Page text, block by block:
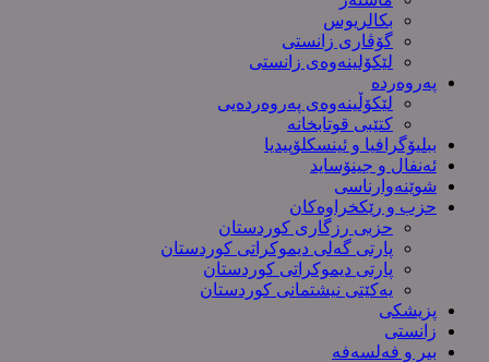
بکالریوس
گۆڤاری زانستی
لێکۆلینەوەی زانستی
پەروەردە
لێکۆڵینەوەی پەروەردەیی
کتێبی قوتابخانە
ببلیۆگرافیا و ئینسکلۆپیدیا
ئەنفال و جینۆساید
شوێنەوارناسی
حزب و رێکخراوەکان
حزبی رزگاری کوردستان
پارتی گەلی دیموکراتی کوردستان
پارتی دیموکراتی کوردستان
یەکێتی نیشتمانی کوردستان
پزیشکی
زانستی
بیر و فەلسەفە